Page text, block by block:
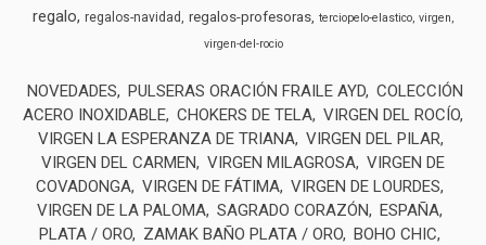
regalo regalos-navidad regalos-profesoras terciopelo-elastico virgen
virgen-del-rocio
NOVEDADES PULSERAS ORACIÓN FRAILE AYD COLECCIÓN
ACERO INOXIDABLE CHOKERS DE TELA VIRGEN DEL ROCÍO
VIRGEN LA ESPERANZA DE TRIANA VIRGEN DEL PILAR
VIRGEN DEL CARMEN
VIRGEN MILAGROSA VIRGEN DE
COVADONGA VIRGEN DE FÁTIMA VIRGEN DE LOURDES
VIRGEN DE LA PALOMA SAGRADO CORAZÓN
ESPAÑA
PLATA / ORO
ZAMAK BAÑO PLATA / ORO BOHO CHIC